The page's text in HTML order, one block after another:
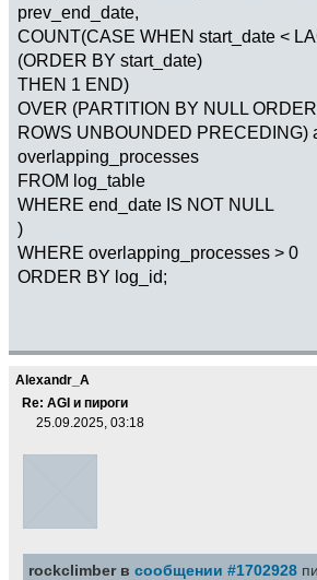
prev_end_date,
COUNT(CASE WHEN start_date <
(ORDER BY start_date)
THEN 1 END)
OVER (PARTITION BY NULL
ROWS UNBOUNDED PRECEDING)
overlapping_processes
FROM log_table
WHERE end_date IS NOT NULL
)
WHERE overlapping_processes > 0
ORDER BY log_id;
Alexandr_A
Re: AGI и пироги
25.09.2025, 03:18
rockclimber в сообщении #1702928